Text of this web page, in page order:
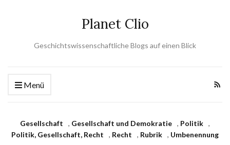
Planet Clio
Geschichtswissenschaftliche Blogs auf einen Blick
Menü
Gesellschaft , Gesellschaft und Demokratie , Politik ,
Politik, Gesellschaft, Recht
, Recht , Rubrik , Umbenennung